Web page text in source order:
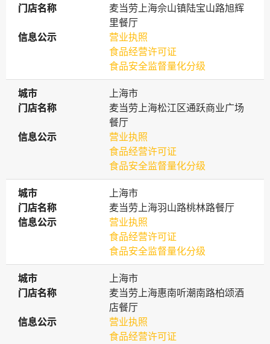
门店名称
门店名称
麦当劳上海佘山镇陆宝山路旭辉
里餐厅
信息公示
信息公示
营业执照
食品经营许可证
食品安全监督量化分级
城市
城市
上海市
门店名称
门店名称
麦当劳上海松江区通跃商业广场
餐厅
信息公示
信息公示
营业执照
食品经营许可证
食品安全监督量化分级
城市
城市
上海市
门店名称
门店名称
麦当劳上海羽山路桃林路餐厅
信息公示
信息公示
营业执照
食品经营许可证
食品安全监督量化分级
城市
城市
上海市
门店名称
门店名称
麦当劳上海惠南听潮南路柏颂酒
店餐厅
信息公示
信息公示
营业执照
食品经营许可证